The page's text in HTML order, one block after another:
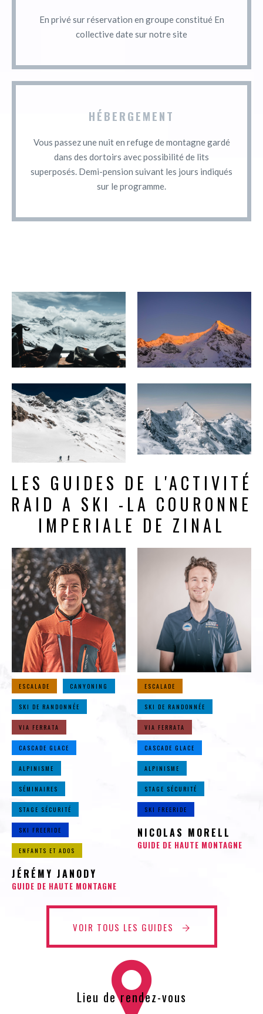
En privé sur réservation en groupe constitué En
collective date sur notre site
HÉBERGEMENT
Vous passez une nuit en refuge de montagne gardé
dans des dortoirs avec possibilité de lits
superposés. Demi-pension suivant les jours indiqués
sur le programme.
LES GUIDES DE L'ACTIVITÉ
RAID A SKI -LA COURONNE
IMPERIALE DE ZINAL
ESCALADE CANYONING
SKI DE RANDONNÉE
VIA FERRATA
CASCADE GLACE
ALPINISME
SÉMINAIRES
STAGE SÉCURITÉ
SKI FREERIDE
ENFANTS ET ADOS
JÉRÉMY JANODY
GUIDE DE HAUTE MONTAGNE
ESCALADE
SKI DE RANDONNÉE
VIA FERRATA
CASCADE GLACE
ALPINISME
STAGE SÉCURITÉ
SKI FREERIDE
NICOLAS MORELL
GUIDE DE HAUTE MONTAGNE
VOIR TOUS LES GUIDES
Lieu de rendez-vous